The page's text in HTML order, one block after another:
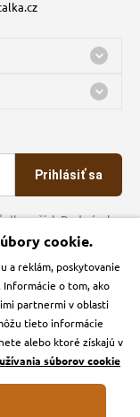
Prihlásiť sa
dle našichPodmínek
cookie.
a reklám, poskytovanie
Informácie o tom, ako
partnermi v oblasti
tieto informácie
alebo ktoré získajú v
súborov cookie